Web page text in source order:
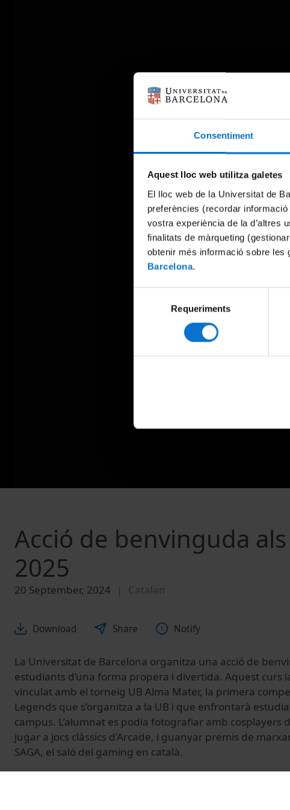
Consentiment
Aquest lloc web utilitza galetes
El lloc web de la Universitat de
preferències (recordar
vostra experiència de la d’altres
finalitats de màrqueting
obtenir més informació sobre les
Barcelona.
consentiment
Requeriments
Acció de benvinguda
2025
20 September, 2024 Catalan
Download Share Notify
La Universitat de Barcelona organitza una acció de
estudiants d’una forma propera i divertida. Aquest curs
vinculat amb el torneig UB Alma Mater, la primera
Legends que s’organitza a la UB i que enfrontarà
campus. L’alumnat es podia fotografiar amb cosplayers
jugar a jocs clàssics d’Arcade, i guanyar premis de
SAGA, el saló del gaming en català.